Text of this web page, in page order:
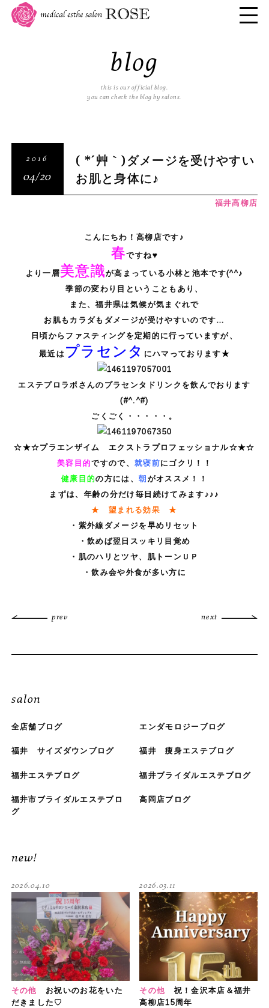
blog
this is our official blog.
you can check the blog by salons.
2016
04/20
( *´艸｀)ダメージを受けやすい
お肌と身体に♪
福井高柳店
こんにちわ！高柳店です♪
春ですね♥
より一層美意識が高まっている小林と池本です(^^♪
季節の変わり目ということもあり、
また、福井県は気候が気まぐれで
お肌もカラダもダメージが受けやすいのです…
日頃からファスティングを定期的に行っていますが、
最近は プラセンタ にハマっております★
エステプロラボさんのプラセンタドリンクを飲んでおります
(#^.^#)
ごくごく・・・・・。
☆★☆プラエンザイム エクストラプロフェッショナル☆★☆
美容目的ですので、 就寝前にゴクリ！！
健康目的の方には、朝 がオススメ！！
まずは、年齢の分だけ毎日続けてみます♪♪♪
★ 望まれる効果 ★
・紫外線ダメージを早めリセット
・飲めば翌日スッキリ目覚め
・肌のハリとツヤ、肌トーンＵＰ
・飲み会や外食が多い方に
prev next
salon
全店舗ブログ エンダモロジーブログ
福井 サイズダウンブログ 福井 痩身エステブログ
福井エステブログ 福井ブライダルエステブログ
福井市ブライダルエステブロ
グ
高岡店ブログ
new!
その他
お祝いのお花をいた
だきました♡
2026.04.10
その他
祝！金沢本店＆福井
高柳店15周年
2026.03.11